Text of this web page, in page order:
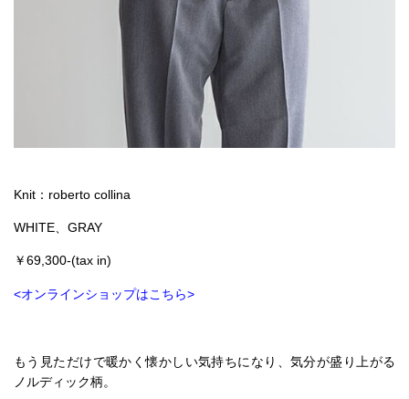
Knit：roberto collina
WHITE、GRAY
￥69,300-(tax in)
<オンラインショップはこちら>
もう見ただけで暖かく懐かしい気持ちになり、気分が盛り上がる
ノルディック柄。